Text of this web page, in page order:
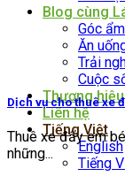
Blog cùng
Góc
Ăn
Trải
Cuộc
Thương hiệu
Liên hệ
Tiếng Việt
English
Tiếng
Dịch vụ cho thuê xe
Thuê xe đẩy em
những...